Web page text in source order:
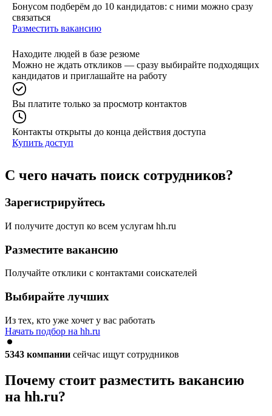
Бонусом подберём до 10 кандидатов: с ними можно сразу
связаться
Разместить вакансию
Находите людей в базе резюме
Можно не ждать откликов — сразу выбирайте подходящих
кандидатов и приглашайте на работу
Вы платите только за просмотр контактов
Контакты открыты до конца действия доступа
Купить доступ
С чего начать поиск сотрудников?
Зарегистрируйтесь
И получите доступ ко всем услугам hh.ru
Разместите вакансию
Получайте отклики с контактами соискателей
Выбирайте лучших
Из тех, кто уже хочет у вас работать
Начать подбор на hh.ru
5343 компании сейчас ищут сотрудников
Почему стоит разместить вакансию
на hh.ru?